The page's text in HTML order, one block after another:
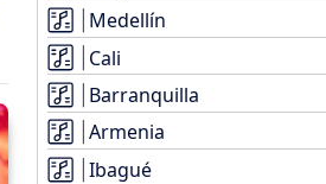
Medellín
Cali
Barranquilla
Armenia
Ibagué